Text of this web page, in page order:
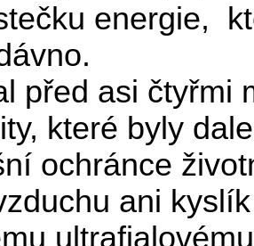
energie,
před asi čtyřmi
které byly
ochránce
ani